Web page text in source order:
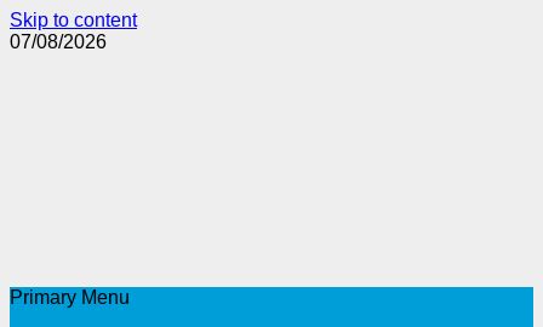
Skip to content
07/08/2026
Primary Menu